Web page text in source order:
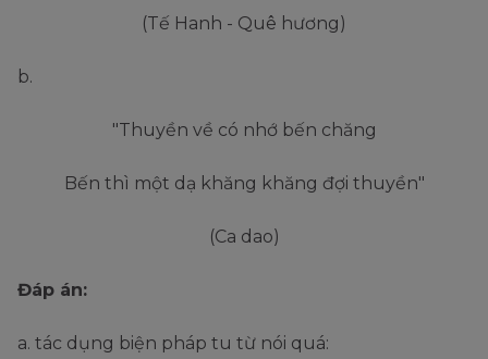
(Tế Hanh - Quê hương)
b.
"Thuyền về có nhớ bến chăng
Bến thì một dạ khăng khăng đợi thuyền"
(Ca dao)
Đáp án:
a. tác dụng biện pháp tu từ nói quá: